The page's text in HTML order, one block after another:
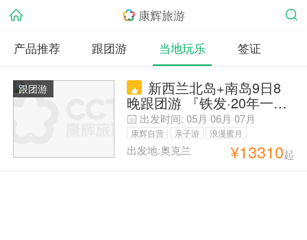
康辉旅游
产品推荐
跟团游 当地玩乐 签证
跟团游 新西兰北岛+南岛9日8
晚跟团游 『铁发·20年一手
地接·』蓝眼小企鹅※皇后镇
连住2晚※住星空小镇&冰湖
镇蒂阿娜|可冰川直升机|北
岛全景游览霍比特村|萤火
虫洞|天然地热公园|爱歌顿
出发时间: 05月 06月 07月
康辉自营 亲子游
浪漫蜜月
父母安心游
出发地:奥克兰 ¥13310起